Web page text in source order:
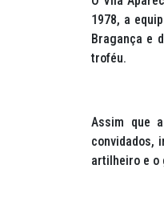
1978, a
Bragança e
troféu.
Assim que
convidados,
artilheiro e o